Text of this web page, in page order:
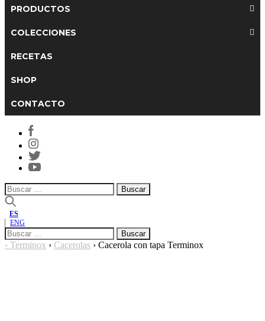
PRODUCTOS
COLECCIONES
RECETAS
SHOP
CONTACTO
Buscar:
ES
ENG
Buscar:
› Terminox › Cacerolas › Cacerola con tapa Terminox